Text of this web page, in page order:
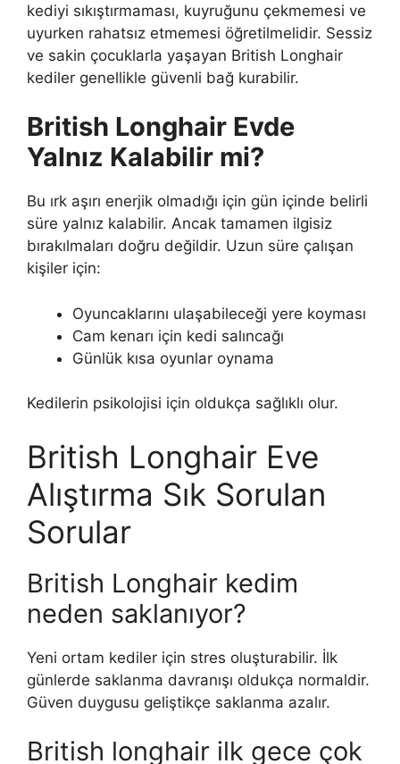
kediyi sıkıştırmaması, kuyruğunu çekmemesi ve
uyurken rahatsız etmemesi öğretilmelidir. Sessiz
ve sakin çocuklarla yaşayan British Longhair
kediler genellikle güvenli bağ kurabilir.
British Longhair Evde
Yalnız Kalabilir mi?
Bu ırk aşırı enerjik olmadığı için gün içinde belirli
süre yalnız kalabilir. Ancak tamamen ilgisiz
bırakılmaları doğru değildir. Uzun süre çalışan
kişiler için:
Oyuncaklarını ulaşabileceği yere koyması
Cam kenarı için kedi salıncağı
Günlük kısa oyunlar oynama
Kedilerin psikolojisi için oldukça sağlıklı olur.
British Longhair Eve
Alıştırma Sık Sorulan
Sorular
British Longhair kedim
neden saklanıyor?
Yeni ortam kediler için stres oluşturabilir. İlk
günlerde saklanma davranışı oldukça normaldir.
Güven duygusu geliştikçe saklanma azalır.
British longhair ilk gece çok